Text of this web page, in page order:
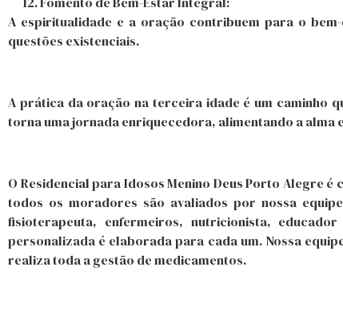
A espiritualidade e a oração contribuem para o
questões existenciais.
A prática da oração na terceira idade é um caminho
torna uma jornada enriquecedora, alimentando a alma
O Residencial para Idosos Menino Deus Porto Alegre
todos os moradores são avaliados por nossa
fisioterapeuta, enfermeiros, nutricionista,
personalizada é elaborada para cada um. Nossa
realiza toda a gestão de medicamentos.